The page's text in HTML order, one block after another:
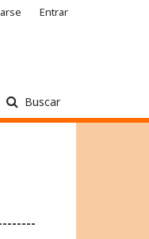
Buscar
Entrar